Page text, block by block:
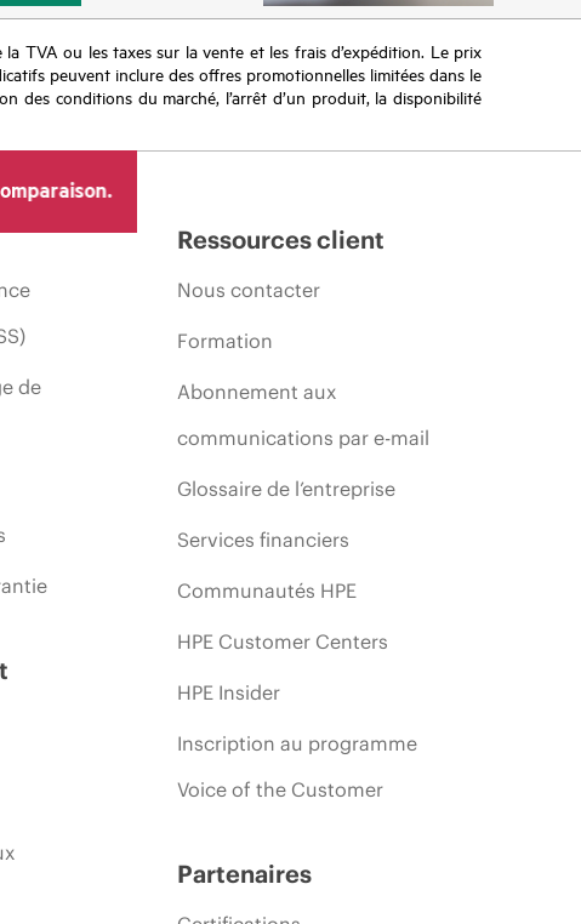
TVA ou les taxes sur la vente et les frais d’expédition. Le prix
peuvent inclure des offres promotionnelles limitées dans le
des conditions du marché, l’arrêt d’un produit, la disponibilité
de
Ressources client
Nous contacter
Formation
Abonnement aux
communications par e-mail
Glossaire de l’entreprise
Services financiers
Communautés HPE
HPE Customer Centers
HPE Insider
Inscription au programme
Voice of the Customer
Partenaires